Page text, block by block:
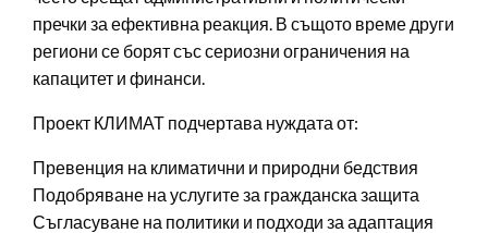
пречки за ефективна реакция. В същото време други
региони се борят със сериозни ограничения на
капацитет и финанси.
Проект КЛИМАТ подчертава нуждата от:
Превенция на климатични и природни бедствия
Подобряване на услугите за гражданска защита
Съгласуване на политики и подходи за адаптация